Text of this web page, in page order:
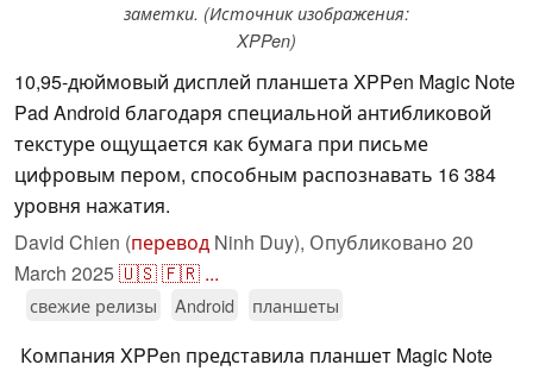
заметки. (Источник изображения:
XPPen)
10,95-дюймовый дисплей планшета XPPen Magic Note
Pad Android благодаря специальной антибликовой
текстуре ощущается как бумага при письме
цифровым пером, способным распознавать 16 384
уровня нажатия.
David Chien (перевод Ninh Duy), Опубликовано 20
March 2025🇺🇸🇫🇷 ...
свежие релизы Android планшеты
Компания XPPen представила планшет Magic Note